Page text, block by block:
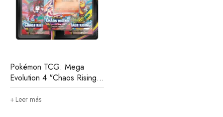
Pokémon TCG: Mega
Evolution 4 "Chaos Rising"
- Blíster de 3 sobres
(Inglés)
Leer más